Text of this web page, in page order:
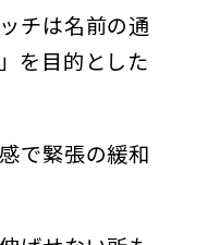
チは名前の通
を目的とした
で緊張の緩和